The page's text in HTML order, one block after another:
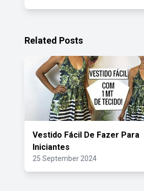
Related Posts
Vestido Fácil De Fazer Para
Iniciantes
25 September 2024